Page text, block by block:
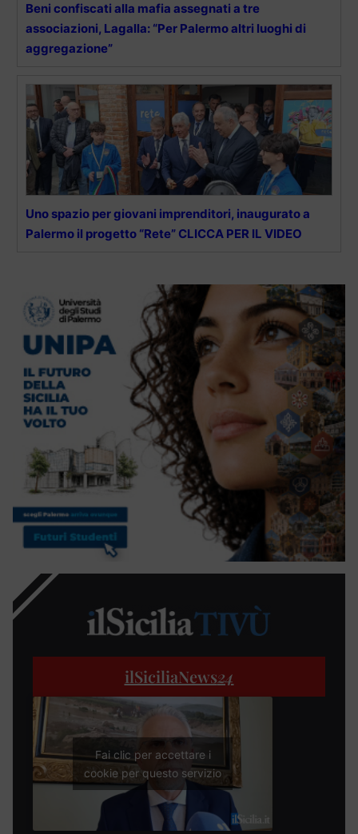
Beni confiscati alla mafia assegnati a tre
associazioni, Lagalla: “Per Palermo altri luoghi di
aggregazione”
Uno spazio per giovani imprenditori, inaugurato a
Palermo il progetto “Rete” CLICCA PER IL VIDEO
ilSiciliaNews24
Fai clic per accettare i
cookie per questo servizio